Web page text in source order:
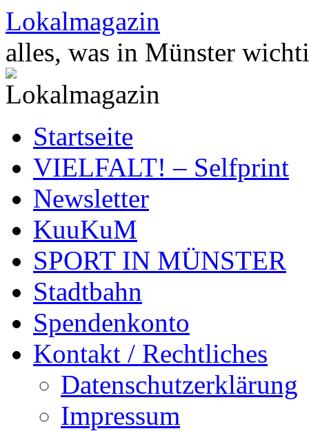
Zum
Inhalt
springen
Lokalmagazin
alles, was in Münster
Startseite
VIELFALT! – Selfprint
Newsletter
KuuKuM
SPORT IN MÜNSTER
Stadtbahn
Spendenkonto
Kontakt / Rechtliches
Datenschutzerklärung
Impressum